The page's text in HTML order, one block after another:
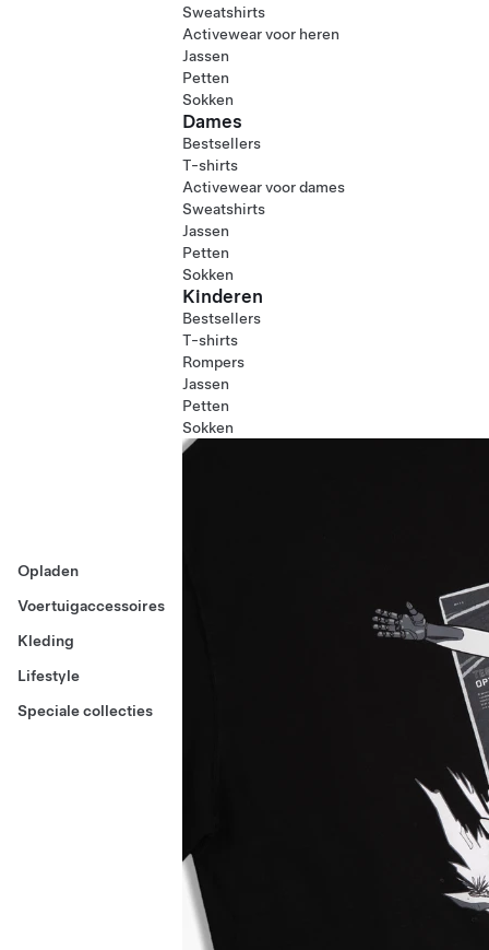
Opladen
Voertuigaccessoires
Kleding
Lifestyle
Speciale collecties
Sweatshirts
Activewear voor heren
Jassen
Petten
Sokken
Dames
Bestsellers
T-shirts
Activewear voor dames
Sweatshirts
Jassen
Petten
Sokken
Kinderen
Bestsellers
T-shirts
Rompers
Jassen
Petten
Sokken